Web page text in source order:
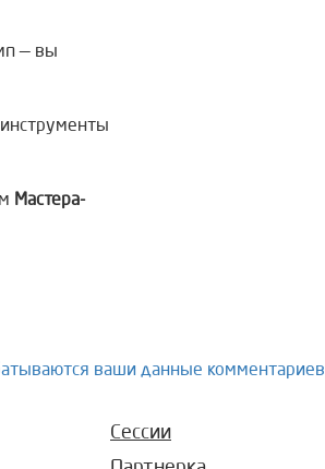
— вы
Мастера-
ваши данные комментариев
Сессии